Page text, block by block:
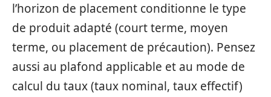
l’horizon de placement conditionne le type
de produit adapté (court terme, moyen
terme, ou placement de précaution). Pensez
aussi au plafond applicable et au mode de
calcul du taux (taux nominal, taux effectif)